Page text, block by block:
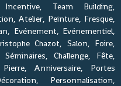
Team Building,
Atelier, Peinture, Fresque,
Evénement, Evénementiel,
Chazot, Salon, Foire,
Challenge, Fête,
Anniversaire, Portes
Personnalisation,